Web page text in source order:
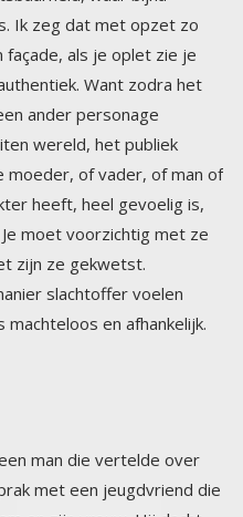
zijn ze gekwetst.
slachtoffer voelen
machteloos en afhankelijk.
man die vertelde over
met een jeugdvriend die
en zijn vrouw. Hij dacht
De man zei toen: je
machtelozen. En hij legde
en teer. Nooit verhief ze
ze tegen hem uit, ook gaf
of niet wilde, ze leek
ze boos op hem. Maar als
fijn vond, bv een dag
uit met zijn vrienden
met omfloerste ogen
hij had direct liet varen.
in, alleen die blik en die
een misdadiger voelde
of wat zij niet leuk vond.
ergere gevangenis dat
eigenlijk onmogelijk is.
zij al helemaal niet. Maar
over mij. Ik ben niet
Ik voel me meestal